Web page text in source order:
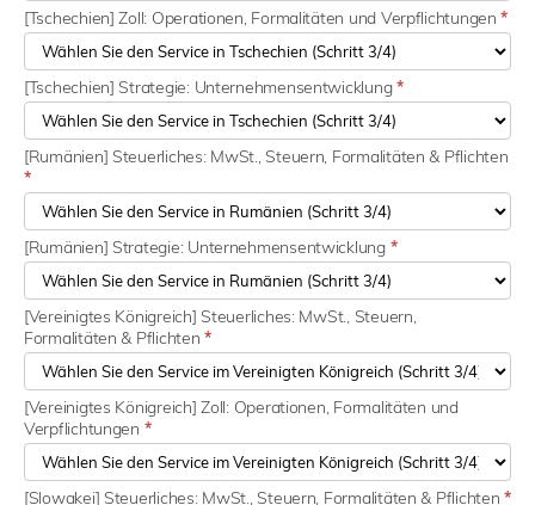
[Tschechien] Zoll: Operationen, Formalitäten und Verpflichtungen*
[Tschechien] Strategie: Unternehmensentwicklung*
[Rumänien] Steuerliches: MwSt., Steuern, Formalitäten & Pflichten
*
[Rumänien] Strategie: Unternehmensentwicklung *
[Vereinigtes Königreich] Steuerliches: MwSt., Steuern,
Formalitäten & Pflichten*
[Vereinigtes Königreich] Zoll: Operationen, Formalitäten und
Verpflichtungen *
[Slowakei] Steuerliches: MwSt., Steuern, Formalitäten & Pflichten*